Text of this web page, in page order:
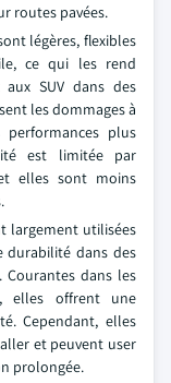
routes pavées.
légères, flexibles
ce qui les rend
SUV dans des
les dommages à
plus
est limitée par
elles sont moins
largement utilisées
durabilité dans des
Courantes dans les
elles offrent une
Cependant, elles
et peuvent user
prolongée.